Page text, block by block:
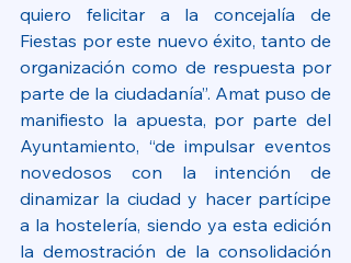
quiero felicitar a la concejalía de
Fiestas por este nuevo éxito, tanto de
organización como de respuesta por
parte de la ciudadanía”. Amat puso de
manifiesto la apuesta, por parte del
Ayuntamiento, “de impulsar eventos
novedosos con la intención de
dinamizar la ciudad y hacer partícipe
a la hostelería, siendo ya esta edición
la demostración de la consolidación